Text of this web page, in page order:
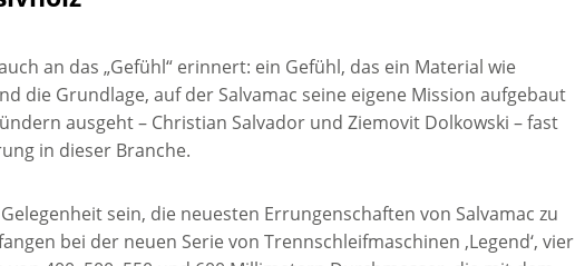
an das „Gefühl“ erinnert: ein Gefühl, das ein Material wie
die Grundlage, auf der Salvamac seine eigene Mission aufgebaut
ausgeht – Christian Salvador und Ziemovit Dolkowski – fast
in dieser Branche.
sein, die neuesten Errungenschaften von Salvamac zu
bei der neuen Serie von Trennschleifmaschinen ‚Legend‘, vier